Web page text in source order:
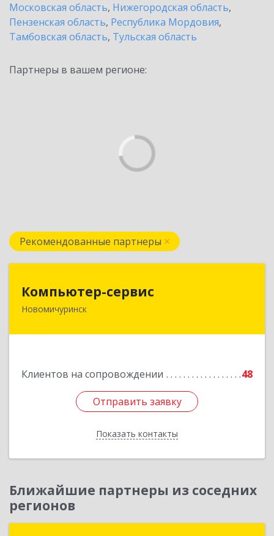
Московская область, Нижегородская область,
Пензенская область, Республика Мордовия,
Тамбовская область, Тульская область
Партнеры в вашем регионе:
Рекомендованные партнеры
Компьютер-сервис
Новомичуринск
Клиентов на сопровождении 48
Отправить заявку
Показать контакты
391160, Рязанская обл, Пронский р-н,
Подробнее
Отправить заявку
Назад
Ближайшие партнеры из соседних
регионов